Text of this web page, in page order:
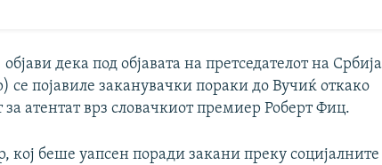
дека под објавата на претседателот на Србија
појавиле заканувачки пораки до Вучиќ откако
атентат врз словачкиот премиер Роберт Фиц.
беше уапсен поради закани преку социјалните